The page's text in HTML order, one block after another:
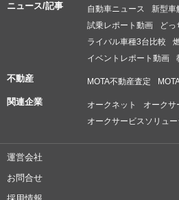
ニュース/記事 自動車ニュース 新型車
試乗レポート動画
どっ
ライバル車種3台比較
イベントレポート動画
不動産 MOTA不動産査定
関連企業 オークネット
オークサ
オークサービスソリュ
運営会社
お問合せ